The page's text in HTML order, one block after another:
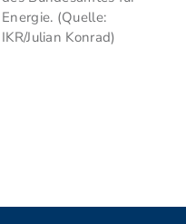
Energie. (Quelle:
IKR/Julian Konrad)